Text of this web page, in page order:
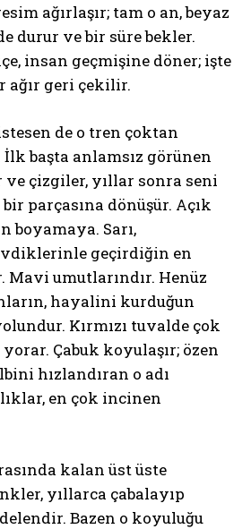
ağırlaşır; tam o an, beyaz
durur ve bir süre bekler.
insan geçmişine döner; işte
ağır geri çekilir.
de o tren çoktan
İlk başta anlamsız görünen
çizgiler, yıllar sonra seni
parçasına dönüşür. Açık
boyamaya. Sarı,
geçirdiğin en
umutlarındır. Henüz
hayalini kurduğun
Kırmızı tuvalde çok
yorar. Çabuk koyulaşır; özen
hızlandıran o adı
en çok incinen
kalan üst üste
yıllarca çabalayıp
Bazen o koyuluğu